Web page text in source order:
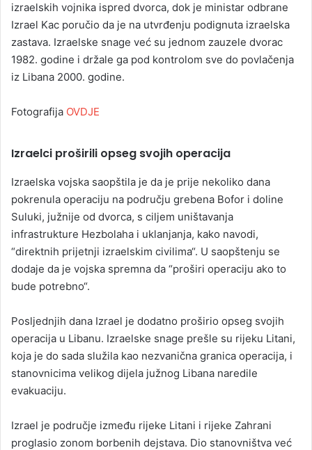
izraelskih vojnika ispred dvorca, dok je ministar odbrane
Izrael Kac poručio da je na utvrđenju podignuta izraelska
zastava. Izraelske snage već su jednom zauzele dvorac
1982. godine i držale ga pod kontrolom sve do povlačenja
iz Libana 2000. godine.
Fotografija OVDJE
Izraelci proširili opseg svojih operacija
Izraelska vojska saopštila je da je prije nekoliko dana
pokrenula operaciju na području grebena Bofor i doline
Suluki, južnije od dvorca, s ciljem uništavanja
infrastrukture Hezbolaha i uklanjanja, kako navodi,
“direktnih prijetnji izraelskim civilima“. U saopštenju se
dodaje da je vojska spremna da “proširi operaciju ako to
bude potrebno“.
Posljednjih dana Izrael je dodatno proširio opseg svojih
operacija u Libanu. Izraelske snage prešle su rijeku Litani,
koja je do sada služila kao nezvanična granica operacija, i
stanovnicima velikog dijela južnog Libana naredile
evakuaciju.
Izrael je područje između rijeke Litani i rijeke Zahrani
proglasio zonom borbenih dejstava. Dio stanovništva već